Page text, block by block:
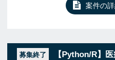
案件の
募集終了 【Python/R】